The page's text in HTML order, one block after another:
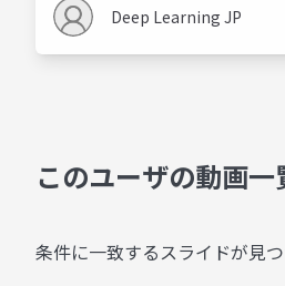
Deep Learning JP
このユーザの動画一
条件に一致するスライドが見つ